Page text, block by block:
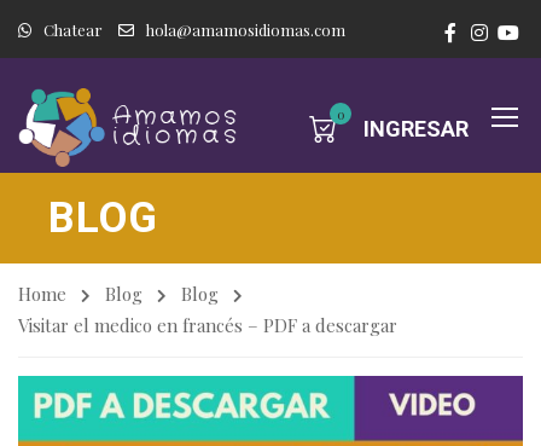
Chatear hola@amamosidiomas.com
0
INGRESAR
BLOG
Home Blog
Blog
Visitar el medico en francés – PDF a descargar